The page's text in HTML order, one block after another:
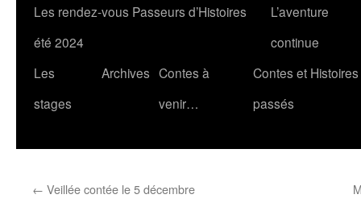
Les rendez-vous Passeurs d’Histoires
été 2024
L’aventure
continue
Les
stages
Archives Contes à
venir…
Contes et Histoires
passés
← Veillée contée le 5 décembre